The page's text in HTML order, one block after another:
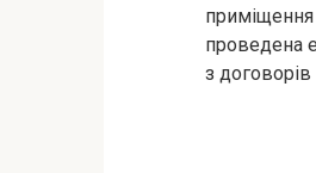
приміщення
проведена
з